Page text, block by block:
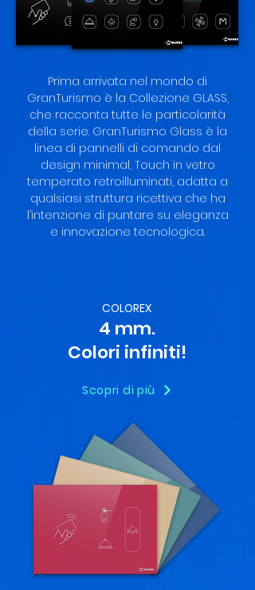
Prima arrivata nel mondo di
GranTurismo è la Collezione GLASS,
che racconta tutte le particolarità
della serie. GranTurismo Glass è la
linea di pannelli di comando dal
design minimal, Touch in vetro
temperato retroilluminati, adatta a
qualsiasi struttura ricettiva che ha
l’intenzione di puntare su eleganza
e innovazione tecnologica.
COLOREX
4 mm.
Colori infiniti!
Scopri di più